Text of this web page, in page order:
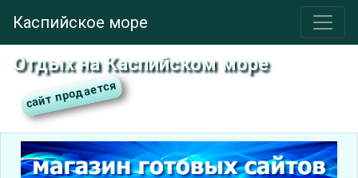
Каспийское море
Отдых на Каспийском море